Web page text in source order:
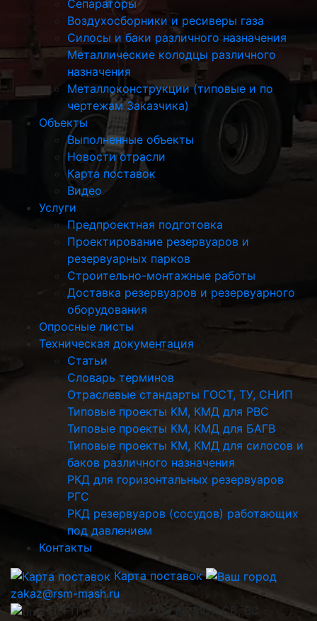
Сепараторы
Воздухосборники и ресиверы газа
Силосы и баки различного назначения
Металлические колодцы различного
назначения
Металлоконструкции (типовые и по
чертежам Заказчика)
Объекты
Выполненные объекты
Новости отрасли
Карта поставок
Видео
Услуги
Предпроектная подготовка
Проектирование резервуаров и
резервуарных парков
Строительно-монтажные работы
Доставка резервуаров и резервуарного
оборудования
Опросные листы
Техническая документация
Статьи
Словарь терминов
Отраслевые стандарты ГОСТ, ТУ, СНИП
Типовые проекты КМ, КМД для РВС
Типовые проекты КМ, КМД для БАГВ
Типовые проекты КМ, КМД для силосов и
баков различного назначения
РКД для горизонтальных резервуаров
РГС
РКД резервуаров (сосудов) работающих
под давлением
Контакты
Карта поставок
zakaz@rsm-mash.ru
ПН-ПТ с 8.00 до 17.00 по МСК СБ, ВС -